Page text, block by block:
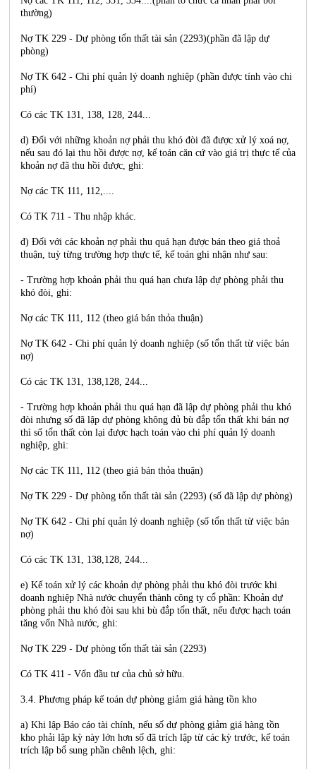
thường)
Nợ TK 229 - Dự phòng tổn thất tài sản (2293)(phần đã lập dự
phòng)
Nợ TK 642 - Chi phí quản lý doanh nghiệp (phần được tính vào chi
phí)
Có các TK 131, 138, 128, 244...
d) Đối với những khoản nợ phải thu khó đòi đã được xử lý xoá nợ,
nếu sau đó lại thu hồi được nợ, kế toán căn cứ vào giá trị thực tế của
khoản nợ đã thu hồi được, ghi:
Nợ các TK 111, 112,....
Có TK 711 - Thu nhập khác.
đ) Đối với các khoản nợ phải thu quá hạn được bán theo giá thoả
thuận, tuỳ từng trường hợp thực tế, kế toán ghi nhận như sau:
- Trường hợp khoản phải thu quá hạn chưa lập dự phòng phải thu
khó đòi, ghi:
Nợ các TK 111, 112 (theo giá bán thỏa thuận)
Nợ TK 642 - Chi phí quản lý doanh nghiệp (số tổn thất từ việc bán
nợ)
Có các TK 131, 138,128, 244...
- Trường hợp khoản phải thu quá hạn đã lập dự phòng phải thu khó
đòi nhưng số đã lập dự phòng không đủ bù đắp tổn thất khi bán nợ
thì số tổn thất còn lại được hạch toán vào chi phí quản lý doanh
nghiệp, ghi:
Nợ các TK 111, 112 (theo giá bán thỏa thuận)
Nợ TK 229 - Dự phòng tổn thất tài sản (2293) (số đã lập dự phòng)
Nợ TK 642 - Chi phí quản lý doanh nghiệp (số tổn thất từ việc bán
nợ)
Có các TK 131, 138,128, 244...
e) Kế toán xử lý các khoản dự phòng phải thu khó đòi trước khi
doanh nghiệp Nhà nước chuyển thành công ty cổ phần: Khoản dự
phòng phải thu khó đòi sau khi bù đắp tổn thất, nếu được hạch toán
tăng vốn Nhà nước, ghi:
Nợ TK 229 - Dự phòng tổn thất tài sản (2293)
Có TK 411 - Vốn đầu tư của chủ sở hữu.
3.4. Phương pháp kế toán dự phòng giảm giá hàng tồn kho
a) Khi lập Báo cáo tài chính, nếu số dự phòng giảm giá hàng tồn
kho phải lập kỳ này lớn hơn số đã trích lập từ các kỳ trước, kế toán
trích lập bổ sung phần chênh lệch, ghi: